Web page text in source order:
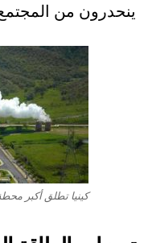
ينحدرون من المجتمع
كينيا تطلق أكبر